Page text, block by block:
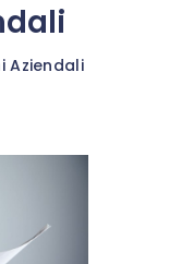
Aziendali